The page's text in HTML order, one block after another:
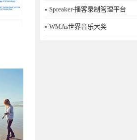
Spreaker-播客录制管理平台
WMAs世界音乐大奖